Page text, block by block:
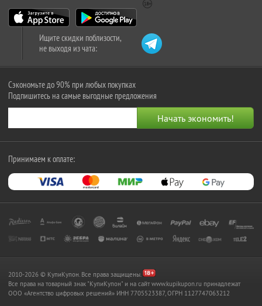
Ищите скидки поблизости,
не выходя из чата:
Сэкономьте до 90% при любых покупках
Подпишитесь на самые выгодные предложения
Принимаем к оплате:
2010-2026 © КупиКупон. Все права защищены.
Все права на товарный знак "КупиКупон" и на сайт www.kupikupon.ru принадлежат
OOO «Агентство цифровых решений» ИНН 7705523387, ОГРН 1127747063212